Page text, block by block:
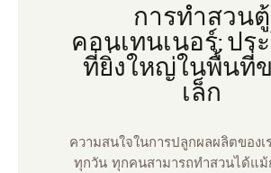
การทําสวนตู้
คอนเทนเนอร์: ปร
ที่ยิ่งใหญ่ในพื้นที่
เล็ก
ความสนใจในการปลูกผลผลิตของเ
ทุกวัน ทุกคนสามารถทําสวนได้แม้